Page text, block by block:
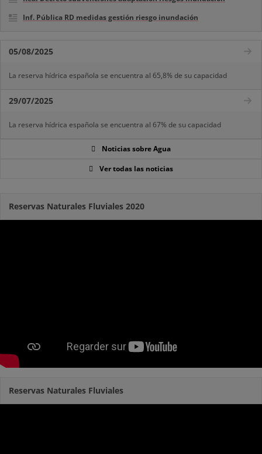
Inf. Pública RD medidas gestión riesgo inundación
05/08/2025
La reserva hídrica española se encuentra al 65,8% de su capacidad
29/07/2025
La reserva hídrica española se encuentra al 67% de su capacidad
Noticias sobre Agua
Ver todas las noticias
Reservas Naturales Fluviales 2020
Reservas Naturales Fluviales